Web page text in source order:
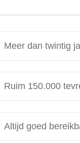
Meer dan twintig
Ruim 150.000
Altijd goed